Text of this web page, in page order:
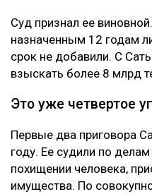
Суд признал ее
назначенным 12 годам
срок не добавили. С
взыскать более 8 млрд
Это уже четвертое
Первые два приговора
году. Ее судили по
похищении человека,
имущества. По